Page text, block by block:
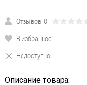
Отзывов: 0
В избранное
Недоступно
Описание товара: